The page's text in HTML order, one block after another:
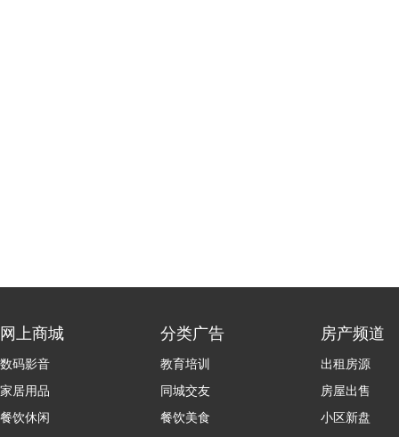
网上商城
数码影音
家居用品
餐饮休闲
分类广告
教育培训
同城交友
餐饮美食
房产频道
出租房源
房屋出售
小区新盘